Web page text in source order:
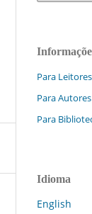
Para Leitores
Para Autores
Para
Idioma
English